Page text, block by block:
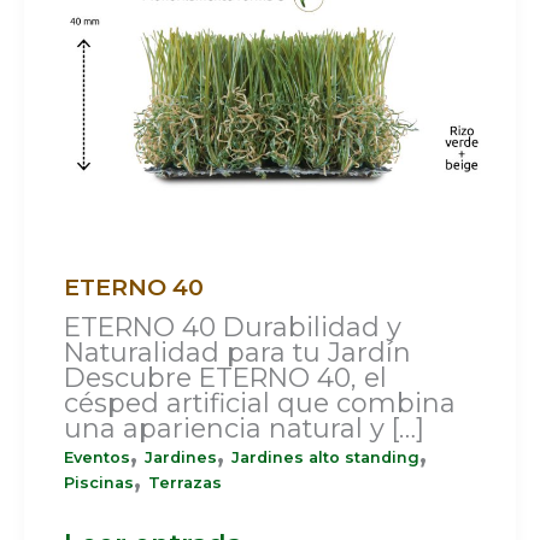
ETERNO 40
ETERNO 40 Durabilidad y
Naturalidad para tu Jardín
Descubre ETERNO 40, el
césped artificial que combina
una apariencia natural y […]
Eventos, Jardines, Jardines alto standing,
Piscinas, Terrazas